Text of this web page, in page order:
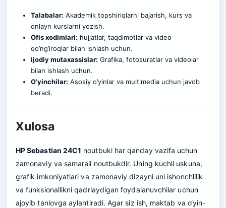
Talabalar: Akademik topshiriqlarni bajarish, kurs va
onlayn kurslarni yozish.
Ofis xodimlari: hujjatlar, taqdimotlar va video
qo’ng’iroqlar bilan ishlash uchun.
Ijodiy mutaxassislar: Grafika, fotosuratlar va videolar
bilan ishlash uchun.
O’yinchilar: Asosiy o’yinlar va multimedia uchun javob
beradi.
Xulosa
HP Sebastian 24C1 noutbuki har qanday vazifa uchun
zamonaviy va samarali noutbukdir. Uning kuchli uskuna,
grafik imkoniyatlari va zamonaviy dizayni uni ishonchlilik
va funksionallikni qadrlaydigan foydalanuvchilar uchun
ajoyib tanlovga aylantiradi. Agar siz ish, maktab va o‘yin-